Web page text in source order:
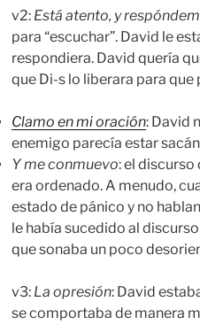
v2: Está atento, y
para “escuchar”. David le
respondiera. David quería
que Di-s lo liberara para
Clamo en mi oración: David
enemigo parecía estar
Y me conmuevo: el discurso
era ordenado. A menudo,
estado de pánico y no
le había sucedido al
que sonaba un poco
v3: La opresión: David
se comportaba de manera